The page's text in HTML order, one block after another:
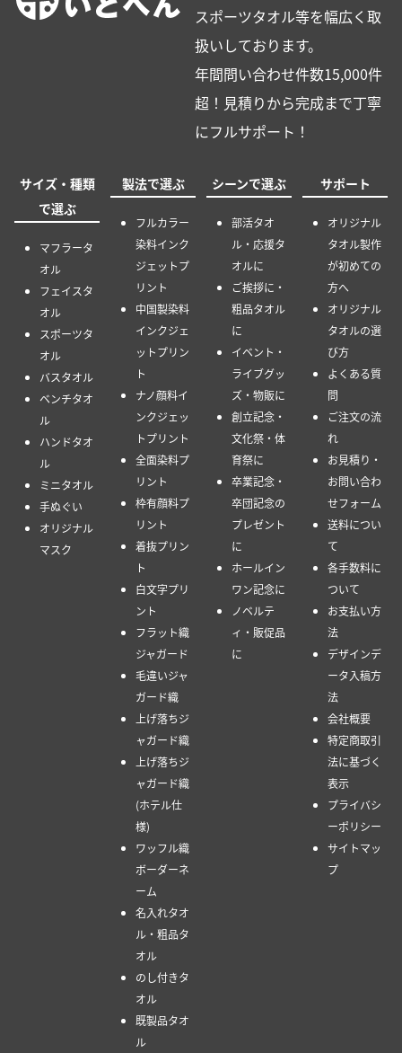
スポーツタオル等を幅広く取
扱いしております。
年間問い合わせ件数15,000件
超！見積りから完成まで丁寧
にフルサポート！
サイズ・種類
で選ぶ
マフラータ
オル
フェイスタ
オル
スポーツタ
オル
バスタオル
ベンチタオ
ル
ハンドタオ
ル
ミニタオル
手ぬぐい
オリジナル
マスク
製法で選ぶ
フルカラー
染料インク
ジェットプ
リント
中国製染料
インクジェ
ットプリン
ト
ナノ顔料イ
ンクジェッ
トプリント
全面染料プ
リント
枠有顔料プ
リント
着抜プリン
ト
白文字プリ
ント
フラット織
ジャガード
毛違いジャ
ガード織
上げ落ちジ
ャガード織
上げ落ちジ
ャガード織
(ホテル仕
様)
ワッフル織
ボーダーネ
ーム
名入れタオ
ル・粗品タ
オル
のし付きタ
オル
既製品タオ
ル
シーンで選ぶ
部活タオ
ル・応援タ
オルに
ご挨拶に・
粗品タオル
に
イベント・
ライブグッ
ズ・物販に
創立記念・
文化祭・体
育祭に
卒業記念・
卒団記念の
プレゼント
に
ホールイン
ワン記念に
ノベルテ
ィ・販促品
に
サポート
オリジナル
タオル製作
が初めての
方へ
オリジナル
タオルの選
び方
よくある質
問
ご注文の流
れ
お見積り・
お問い合わ
せフォーム
送料につい
て
各手数料に
ついて
お支払い方
法
デザインデ
ータ入稿方
法
会社概要
特定商取引
法に基づく
表示
プライバシ
ーポリシー
サイトマッ
プ